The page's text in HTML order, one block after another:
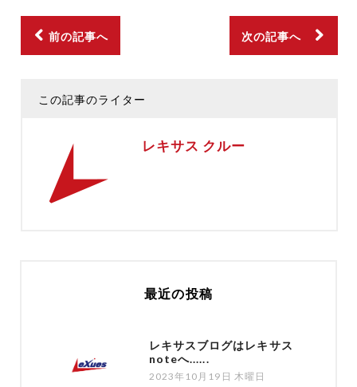
前の記事へ 次の記事へ
この記事のライター
レキサス クルー
最近の投稿
レキサスブログはレキサス
noteへ......
2023年10月19日 木曜日